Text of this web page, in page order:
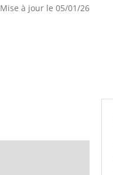
Mise à jour le 05/01/26